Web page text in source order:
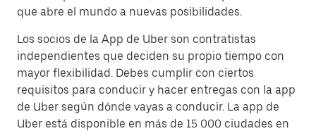
que abre el mundo a nuevas posibilidades.
Los socios de la App de Uber son contratistas
independientes que deciden su propio tiempo con
mayor flexibilidad. Debes cumplir con ciertos
requisitos para conducir y hacer entregas con la app
de Uber según dónde vayas a conducir. La app de
Uber está disponible en más de 15 000 ciudades en